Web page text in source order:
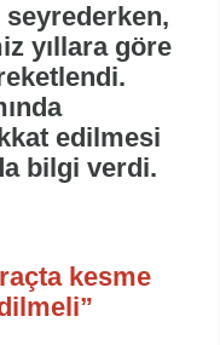
seyrederken,
yıllara göre
edilmesi
bilgi verdi.
kesme